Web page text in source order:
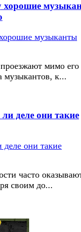
хорошие
мимо его
музыкантов, к...
деле они такие
часто
своим до...